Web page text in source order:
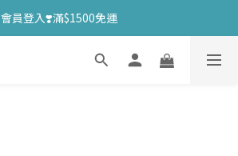
會員登入❣️滿$1500免運